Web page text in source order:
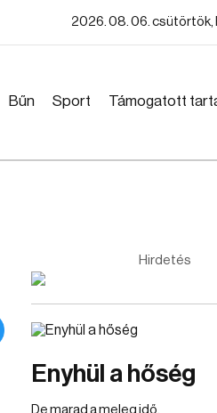
2026. 08. 06. csütörtök,
Bűn Sport Támogatott
Hirdetés
Enyhül a hőség
De marad a meleg idő.